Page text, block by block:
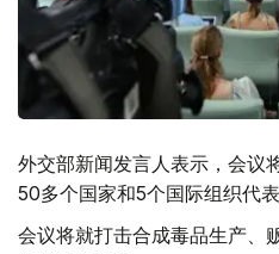
外交部新闻发言人表示，会议
50多个国家和5个国际组织代表
会议将就打击合成毒品生产、